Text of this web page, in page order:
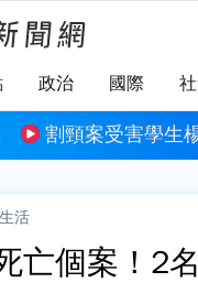
政治 國際
義 孫安佐開庭後首
生活
亡個案！2